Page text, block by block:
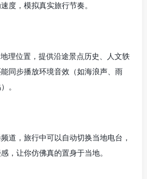
度，模拟真实旅行节奏。
理位置，提供沿途景点历史、人文轶
同步播放环境音效（如海浪声、雨
。
道，旅行中可以自动切换当地电台，
，让你仿佛真的置身于当地。